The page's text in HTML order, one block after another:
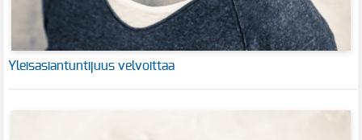
Yleisasiantuntijuus velvoittaa